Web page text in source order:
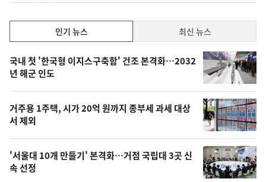
하
락
기,
최
신,
오
늘
의
영
상
인기 뉴스 최신 뉴스
인
기
뉴
스
국내 첫 '한국형 이지스구축함' 건조 본격화…2032
년 해군 인도
거주용 1주택, 시가 20억 원까지 종부세 과세 대상
서 제외
'서울대 10개 만들기' 본격화…거점 국립대 3곳 신
속 선정